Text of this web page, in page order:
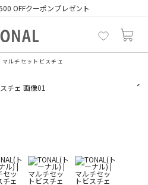
OFFクーポンプレゼント
マルチセットビスチェ